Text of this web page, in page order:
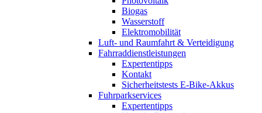
Biogas
Wasserstoff
Elektromobilität
Luft- und Raumfahrt & Verteidigung
Fahrraddienstleistungen
Expertentipps
Kontakt
Sicherheitstests E-Bike-Akkus
Fuhrparkservices
Expertentipps